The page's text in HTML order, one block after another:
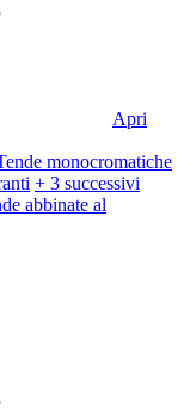
Apri
monocromatiche
+ 3 successivi
abbinate al